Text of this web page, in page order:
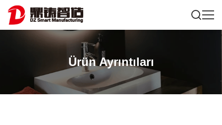
Ürün Ayrıntıları